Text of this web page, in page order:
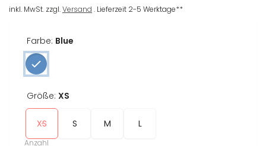
Preis
Preis
inkl. MwSt. zzgl.Versand . Lieferzeit 2-5 Werktage**
Farbe: Blue
Größe: XS
XS S M L
Anzahl